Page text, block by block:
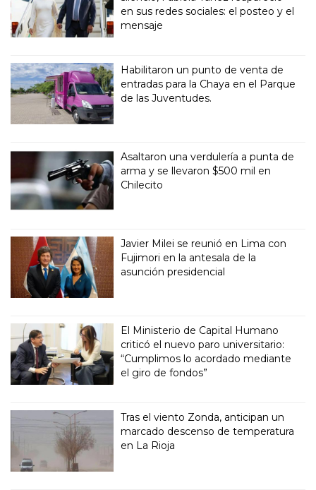
en sus redes sociales: el posteo y el
mensaje
Habilitaron un punto de venta de
entradas para la Chaya en el Parque
de las Juventudes.
Asaltaron una verdulería a punta de
arma y se llevaron $500 mil en
Chilecito
Javier Milei se reunió en Lima con
Fujimori en la antesala de la
asunción presidencial
El Ministerio de Capital Humano
criticó el nuevo paro universitario:
“Cumplimos lo acordado mediante
el giro de fondos”
Tras el viento Zonda, anticipan un
marcado descenso de temperatura
en La Rioja